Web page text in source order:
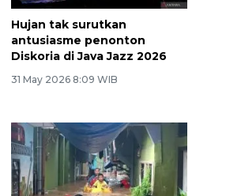
Hujan tak surutkan
antusiasme penonton
Diskoria di Java Jazz 2026
31 May 2026 8:09 WIB